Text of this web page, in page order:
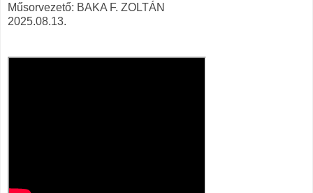
Műsorvezető: BAKA F. ZOLTÁN
2025.08.13.